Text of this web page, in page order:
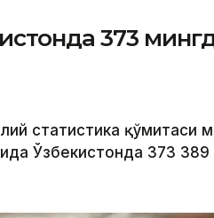
373
статистика қўмитаси
Ўзбекистонда 373